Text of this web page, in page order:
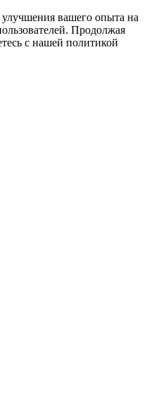
вашего опыта на
Продолжая
с нашей политикой